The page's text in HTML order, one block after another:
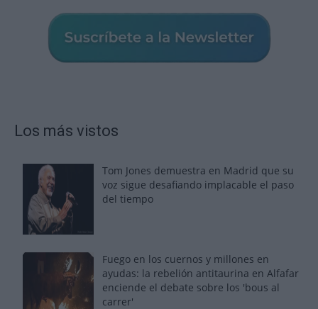
Los más vistos
Tom Jones demuestra en Madrid que su
voz sigue desafiando implacable el paso
del tiempo
Fuego en los cuernos y millones en
ayudas: la rebelión antitaurina en Alfafar
enciende el debate sobre los 'bous al
carrer'